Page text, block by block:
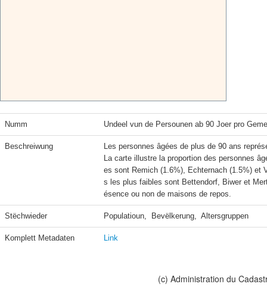
Numm Undeel vun de Persounen ab 90 Joer pro
Beschreiwung
Les personnes âgées de plus de 90 ans
La carte illustre la proportion des personnes
es sont Remich (1.6%), Echternach (1.5%) et
s les plus faibles sont Bettendorf, Biwer et
ésence ou non de maisons de repos.
Stëchwieder Populatioun,  Bevëlkerung,  Altersgruppen
Komplett Metadaten Link
(c) Administration du